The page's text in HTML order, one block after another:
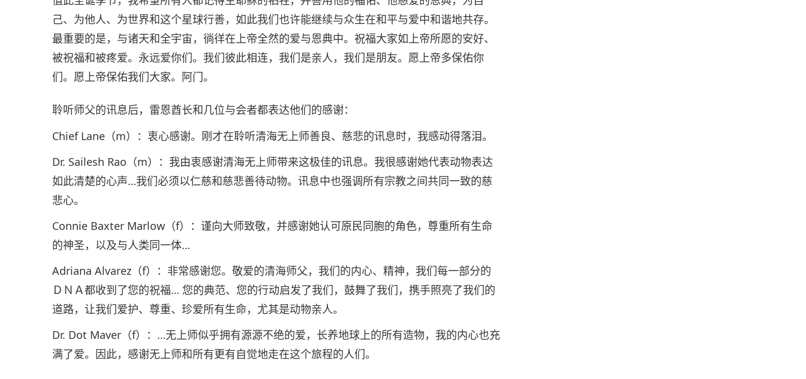
己、为他人、为世界和这个星球行善，如此我们也许能继续与众生在和平与爱中和谐地共存。
最重要的是，与诸天和全宇宙，徜徉在上帝全然的爱与恩典中。祝福大家如上帝所愿的安好、
被祝福和被疼爱。永远爱你们。我们彼此相连，我们是亲人，我们是朋友。愿上帝多保佑你
们。愿上帝保佑我们大家。阿门。
聆听师父的讯息后，雷恩酋长和几位与会者都表达他们的感谢：
Chief Lane（m）：衷心感谢。刚才在聆听清海无上师善良、慈悲的讯息时，我感动得落泪。
Dr. Sailesh Rao（m）：我由衷感谢清海无上师带来这极佳的讯息。我很感谢她代表动物表达
如此清楚的心声…我们必须以仁慈和慈悲善待动物。讯息中也强调所有宗教之间共同一致的慈
悲心。
Connie Baxter Marlow（f）：谨向大师致敬，并感谢她认可原民同胞的角色，尊重所有生命
的神圣，以及与人类同一体…
Adriana Alvarez（f）：非常感谢您。敬爱的清海师父，我们的内心、精神，我们每一部分的
ＤＮＡ都收到了您的祝福… 您的典范、您的行动启发了我们，鼓舞了我们，携手照亮了我们的
道路，让我们爱护、尊重、珍爱所有生命，尤其是动物亲人。
Dr. Dot Maver（f）：…无上师似乎拥有源源不绝的爱，长养地球上的所有造物，我的内心也充
满了爱。因此，感谢无上师和所有更有自觉地走在这个旅程的人们。